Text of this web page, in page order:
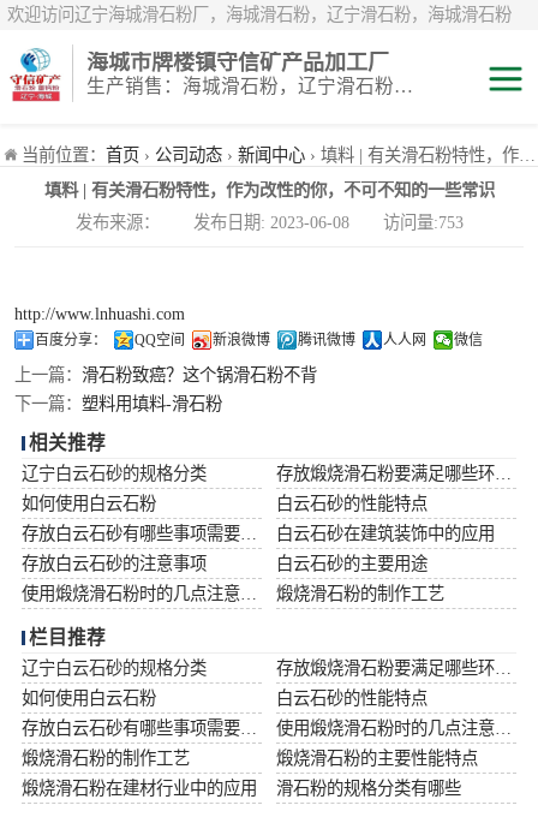
欢迎访问辽宁海城滑石粉厂，海城滑石粉，辽宁滑石粉，海城滑石粉
钙粉厂，辽宁白云石粉，海城白云石粉，辽宁鹅卵石，辽宁白鹅卵石，
辽宁雪花白砂，海城雪花白砂，岫岩雪花白砂，辽宁煅烧滑石粉，海城
海城市牌楼镇守信矿产品加工厂
生产销售：海城滑石粉，辽宁滑石粉，重钙粉，海城重钙粉，煅烧滑石颗粒等系列产品
当前位置： 首页 › 公司动态 › 新闻中心 › 填料 | 有关滑石粉特性，作为改性的你，不可不知的一些常识
填料 | 有关滑石粉特性，作为改性的你，不可不知的一些常识
发布来源： 发布日期: 2023-06-08 访问量:753
http://www.lnhuashi.com
百度分享： QQ空间 新浪微博 腾讯微博 人人网 微信
上一篇： 滑石粉致癌？这个锅滑石粉不背
下一篇： 塑料用填料-滑石粉
相关推荐
辽宁白云石砂的规格分类
如何使用白云石粉
白云石砂的性能特点
白云石砂在建筑装饰中的应用
存放白云石砂的注意事项
白云石砂的主要用途
煅烧滑石粉的制作工艺
栏目推荐
辽宁白云石砂的规格分类
如何使用白云石粉
白云石砂的性能特点
煅烧滑石粉的制作工艺
煅烧滑石粉的主要性能特点
煅烧滑石粉在建材行业中的应用
滑石粉的规格分类有哪些
滑石粉
白云石粉
重钙粉